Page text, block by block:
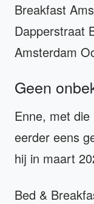
Breakfast
Dapperstraat
Amsterdam
Geen
Enne, met
eerder eens
hij in maart
Bed &